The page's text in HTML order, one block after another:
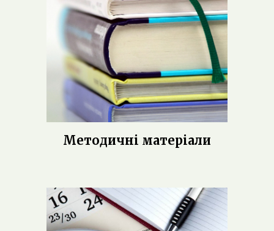
Методичні матеріали